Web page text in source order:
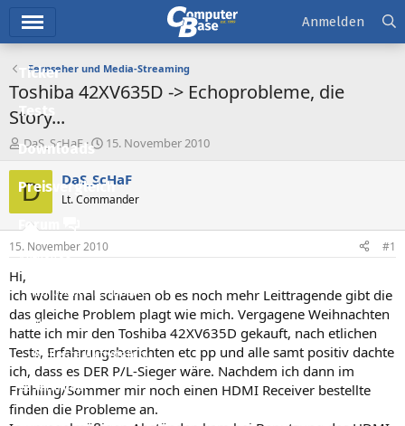
Ticker
Tests
Downloads
Preisvergleich
Forum
Aktuelles
Empfohlene Inhalte
Neue Beiträge
Neueste Aktivitäten
Leserartikel
Regeln
Anmelden
Fernseher und Media-Streaming
Toshiba 42XV635D -> Echoprobleme, die
Story...
E
r
s
t
e
DaS_ScHaF
E
s
e
l
t
m
15. November 2010
D DaS_ScHaF
Lt. Commander
15. November 2010 #1
Hi,
ich wollte mal schauen ob es noch mehr Leittragende gibt die
das gleiche Problem plagt wie mich. Vergagene Weihnachten
hatte ich mir den Toshiba 42XV635D gekauft, nach etlichen
Tests, Erfahrungsberichten etc pp und alle samt positiv dachte
ich, dass es DER P/L-Sieger wäre. Nachdem ich dann im
Frühling/Sommer mir noch einen HDMI Receiver bestellte
finden die Probleme an.